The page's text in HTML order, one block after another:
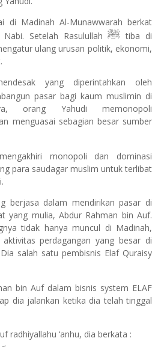
di Madinah Al-Munawwarah berkat
Setelah Rasulullahﷺ tiba di
ulang urusan politik, ekonomi,
yang diperintahkan oleh
pasar bagi kaum muslimin di
orang Yahudi memonopoli
menguasai sebagian besar sumber
monopoli dan dominasi
para saudagar muslim untuk terlibat
berjasa dalam mendirikan pasar di
yang mulia, Abdur Rahman bin Auf.
tidak hanya muncul di Madinah,
perdagangan yang besar di
salah satu pembisnis Elaf Quraisy
bin Auf dalam bisnis system ELAF
dia jalankan ketika dia telah tinggal
radhiyallahu ‘anhu, dia berkata :